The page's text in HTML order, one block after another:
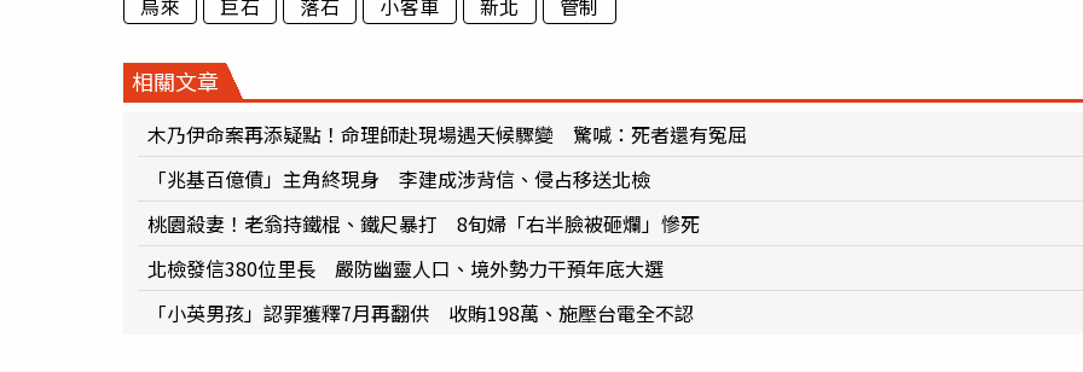
烏來 巨石 落石 小客車 新北 管制
相關文章
木乃伊命案再添疑點！命理師赴現場遇天候驟變 驚喊：死者還有冤屈
「兆基百億債」主角終現身 李建成涉背信、侵占移送北檢
桃園殺妻！老翁持鐵棍、鐵尺暴打 8旬婦「右半臉被砸爛」慘死
北檢發信380位里長 嚴防幽靈人口、境外勢力干預年底大選
「小英男孩」認罪獲釋7月再翻供 收賄198萬、施壓台電全不認